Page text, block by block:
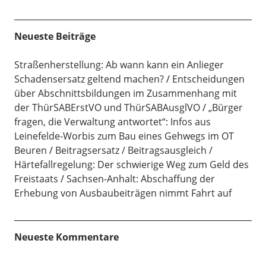
Neueste Beiträge
Straßenherstellung: Ab wann kann ein Anlieger
Schadensersatz geltend machen?
Entscheidungen
über Abschnittsbildungen im Zusammenhang mit
der ThürSABErstVO und ThürSABAusglVO
„Bürger
fragen, die Verwaltung antwortet“: Infos aus
Leinefelde-Worbis zum Bau eines Gehwegs im OT
Beuren
Beitragsersatz / Beitragsausgleich /
Härtefallregelung: Der schwierige Weg zum Geld des
Freistaats
Sachsen-Anhalt: Abschaffung der
Erhebung von Ausbaubeiträgen nimmt Fahrt auf
Neueste Kommentare